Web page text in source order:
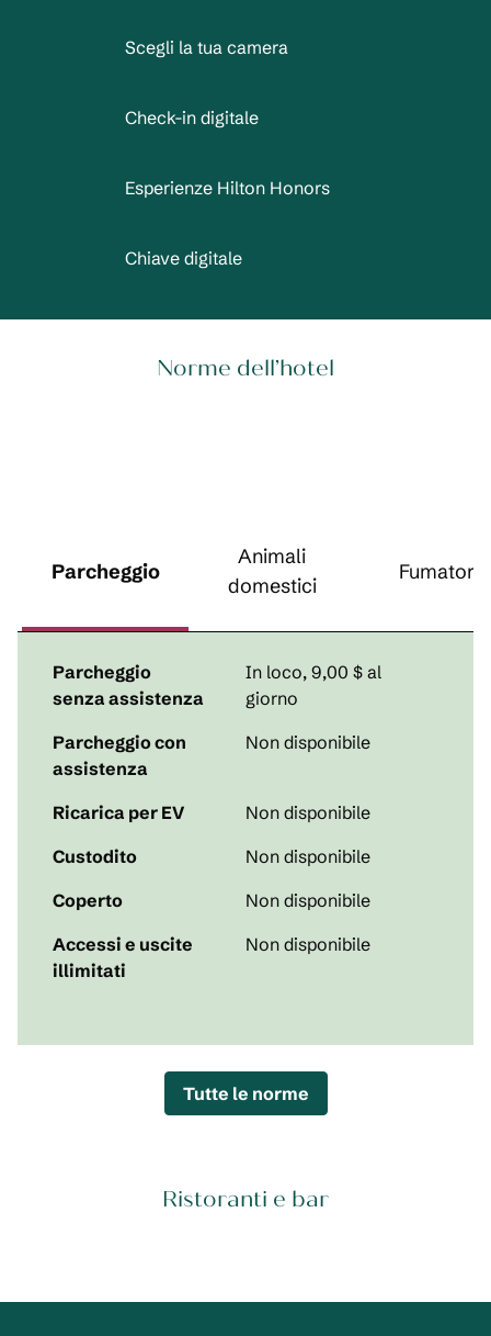
Scegli la tua camera
Check-in digitale
Esperienze Hilton Honors
Chiave digitale
Norme dell’hotel
Parcheggio
Animali
domestici
Fumatori
Parcheggio
senza assistenza
In loco, 9,00 $ al
giorno
Parcheggio con
assistenza
Non disponibile
Ricarica per EV
Non disponibile
Custodito
Non disponibile
Coperto
Non disponibile
Accessi e uscite
illimitati
Non disponibile
Tutte le norme
Ristoranti e bar